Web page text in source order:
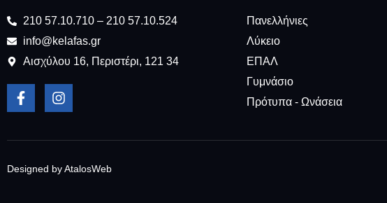
210 57.10.710 – 210 57.10.524
info@kelafas.gr
Αισχύλου 16, Περιστέρι, 121 34
Πανελλήνιες
Λύκειο
ΕΠΑΛ
Γυμνάσιο
Πρότυπα - Ωνάσεια
Designed by AtalosWeb